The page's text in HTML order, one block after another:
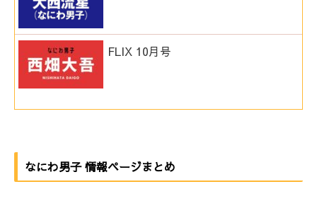
FLIX 10月号
なにわ男子 情報ページまとめ